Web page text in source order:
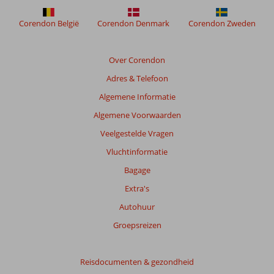
om
de
Over Corendon
Adres & Telefoon
Algemene Informatie
Algemene Voorwaarden
Veelgestelde Vragen
Vluchtinformatie
Bagage
Extra's
Autohuur
Groepsreizen
Reisdocumenten & gezondheid
Corendon België Corendon Denmark Corendon Zweden